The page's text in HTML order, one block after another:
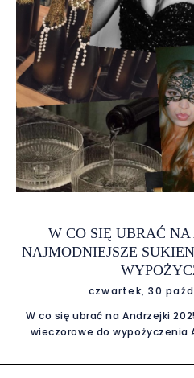
W CO SIĘ UBRAĆ NA
NAJMODNIEJSZE
czwartek, 30
W co się ubrać na Andrzejki
wieczorowe do wypożyczenia
błyszczących stylizacji! Jeśli